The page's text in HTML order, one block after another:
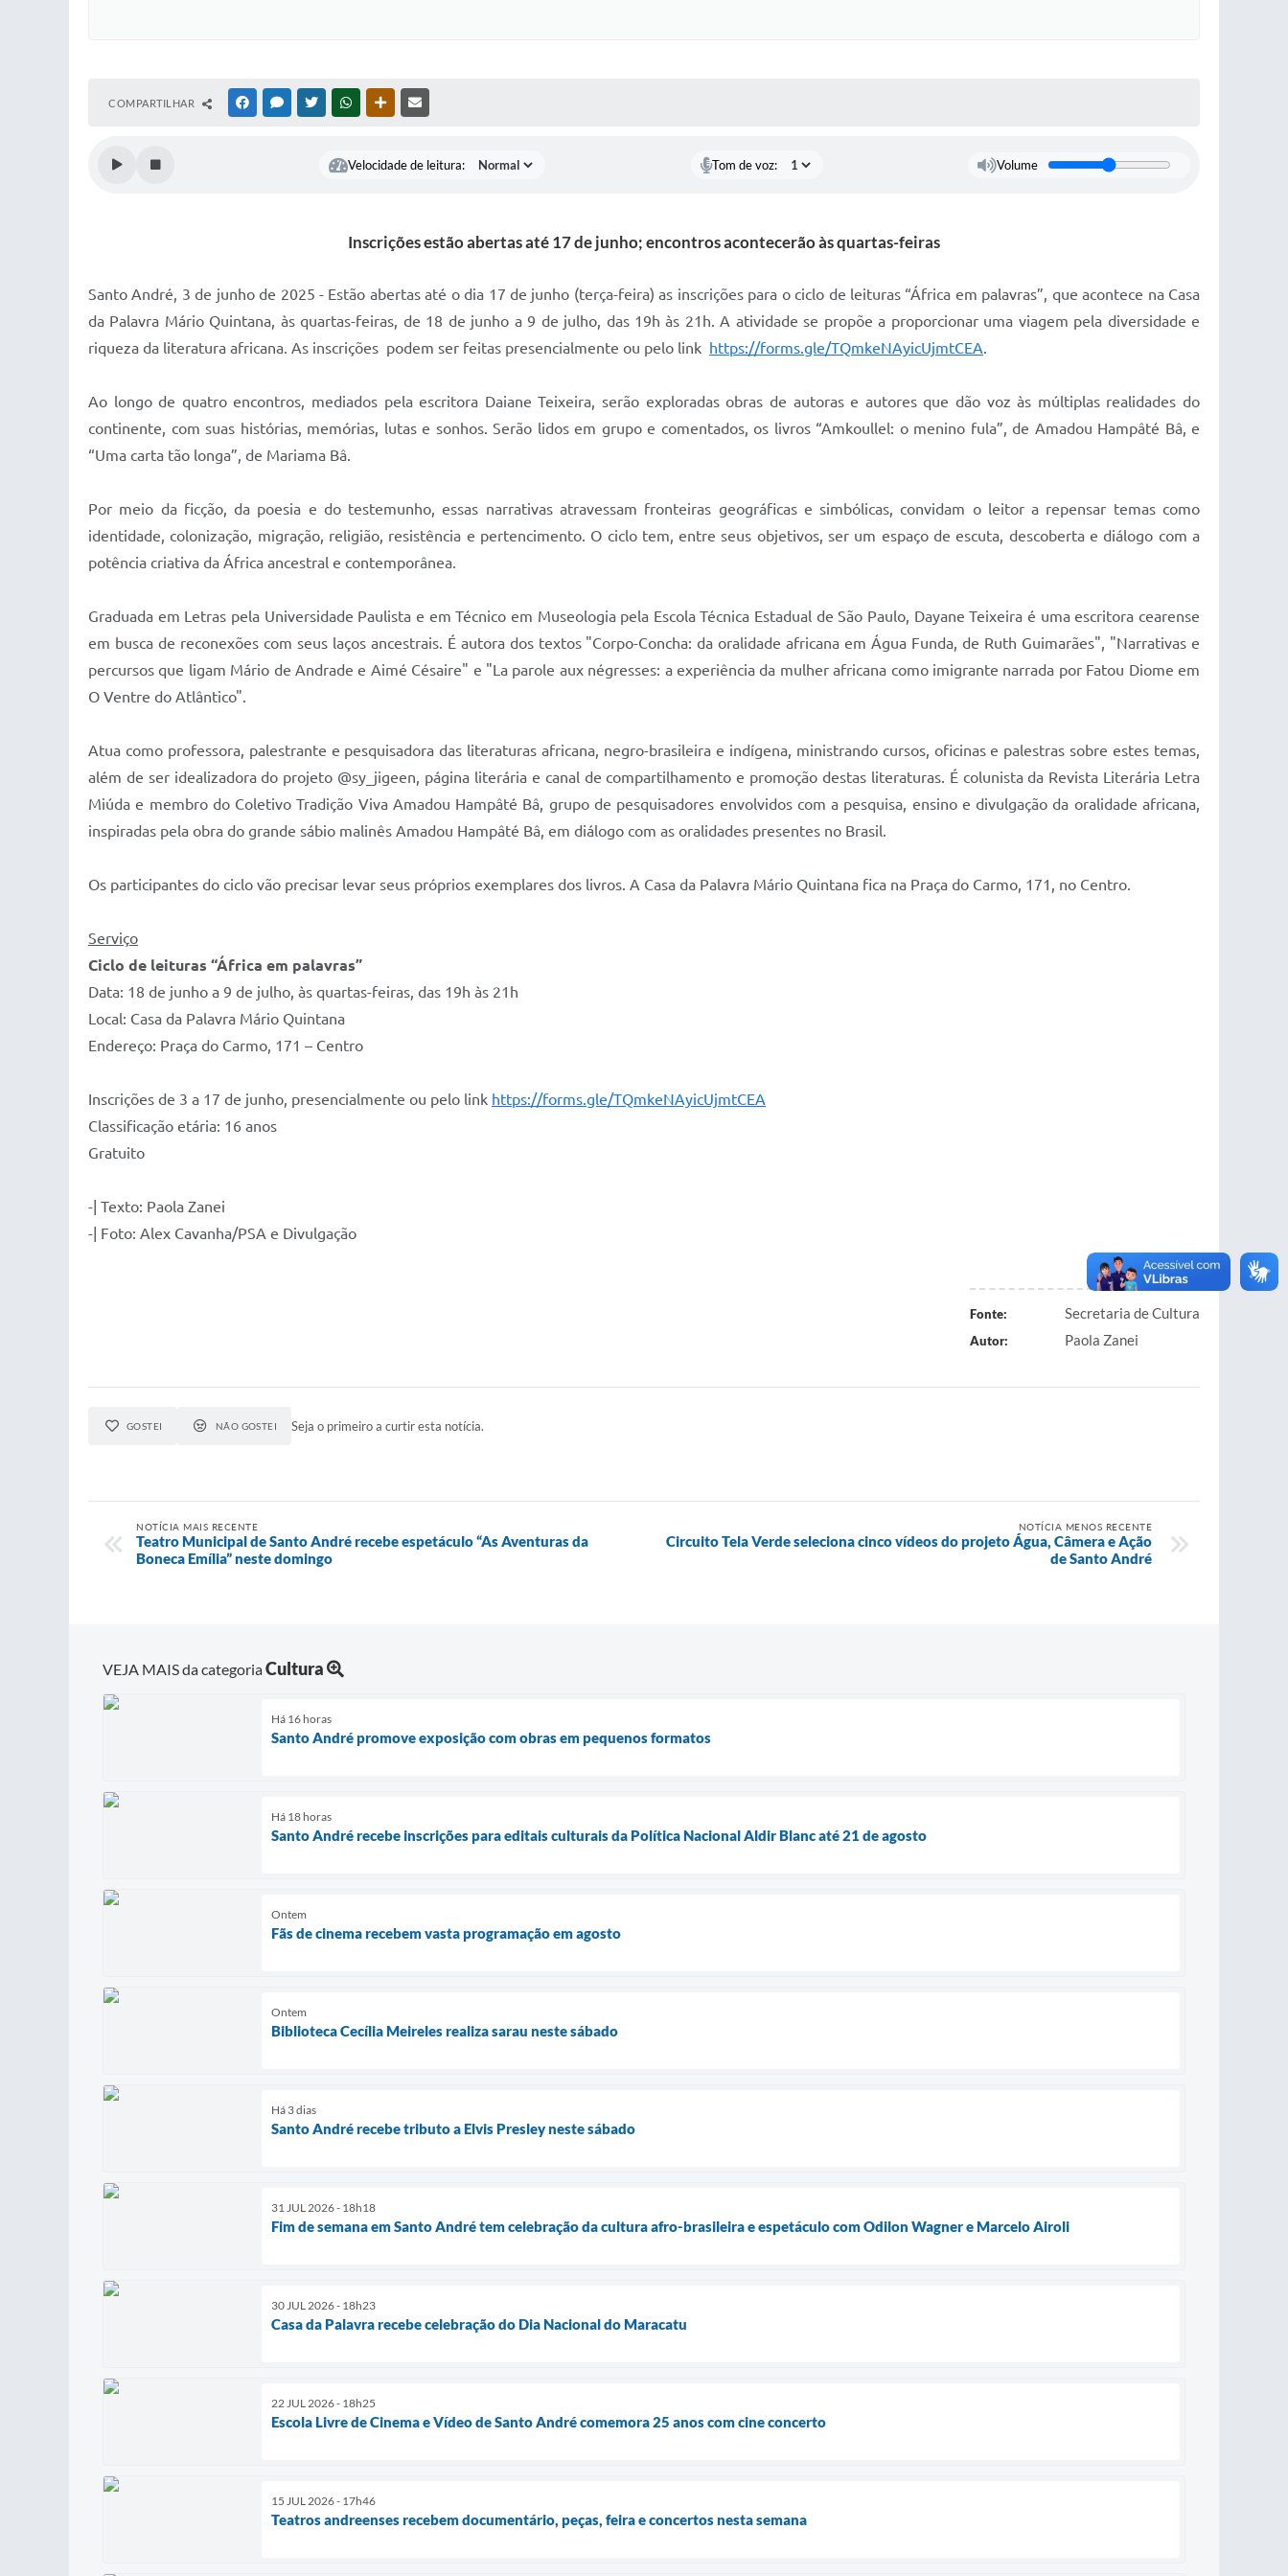
COMPARTILHAR FACEBOOKMESSENGER
TWITTERWHATSAPPOUTRAS MÍDIAS
Velocidade de leitura: Tom de voz: Volume
Inscrições estão abertas até 17 de junho; encontros acontecerão às quartas-feiras
Santo André, 3 de junho de 2025 - Estão abertas até o dia 17 de junho (terça-feira) as inscrições para o ciclo de leituras “África em palavras”, que acontece na Casa
da Palavra Mário Quintana, às quartas-feiras, de 18 de junho a 9 de julho, das 19h às 21h. A atividade se propõe a proporcionar uma viagem pela diversidade e
riqueza da literatura africana. As inscrições podem ser feitas presencialmente ou pelo link https://forms.gle/TQmkeNAyicUjmtCEA.
Ao longo de quatro encontros, mediados pela escritora Daiane Teixeira, serão exploradas obras de autoras e autores que dão voz às múltiplas realidades do
continente, com suas histórias, memórias, lutas e sonhos. Serão lidos em grupo e comentados, os livros “Amkoullel: o menino fula”, de Amadou Hampâté Bâ, e
“Uma carta tão longa”, de Mariama Bâ.
Por meio da ficção, da poesia e do testemunho, essas narrativas atravessam fronteiras geográficas e simbólicas, convidam o leitor a repensar temas como
identidade, colonização, migração, religião, resistência e pertencimento. O ciclo tem, entre seus objetivos, ser um espaço de escuta, descoberta e diálogo com a
potência criativa da África ancestral e contemporânea.
Graduada em Letras pela Universidade Paulista e em Técnico em Museologia pela Escola Técnica Estadual de São Paulo, Dayane Teixeira é uma escritora cearense
em busca de reconexões com seus laços ancestrais. É autora dos textos "Corpo-Concha: da oralidade africana em Água Funda, de Ruth Guimarães", "Narrativas e
percursos que ligam Mário de Andrade e Aimé Césaire" e "La parole aux négresses: a experiência da mulher africana como imigrante narrada por Fatou Diome em
O Ventre do Atlântico".
Atua como professora, palestrante e pesquisadora das literaturas africana, negro-brasileira e indígena, ministrando cursos, oficinas e palestras sobre estes temas,
além de ser idealizadora do projeto @sy_jigeen, página literária e canal de compartilhamento e promoção destas literaturas. É colunista da Revista Literária Letra
Miúda e membro do Coletivo Tradição Viva Amadou Hampâté Bâ, grupo de pesquisadores envolvidos com a pesquisa, ensino e divulgação da oralidade africana,
inspiradas pela obra do grande sábio malinês Amadou Hampâté Bâ, em diálogo com as oralidades presentes no Brasil.
Os participantes do ciclo vão precisar levar seus próprios exemplares dos livros. A Casa da Palavra Mário Quintana fica na Praça do Carmo, 171, no Centro.
Serviço
Ciclo de leituras “África em palavras”
Data: 18 de junho a 9 de julho, às quartas-feiras, das 19h às 21h
Local: Casa da Palavra Mário Quintana
Endereço: Praça do Carmo, 171 – Centro
Inscrições de 3 a 17 de junho, presencialmente ou pelo link https://forms.gle/TQmkeNAyicUjmtCEA
Classificação etária: 16 anos
Gratuito
-| Texto: Paola Zanei
-| Foto: Alex Cavanha/PSA e Divulgação
Fonte: Secretaria de Cultura
Autor: Paola Zanei
GOSTEI NÃO GOSTEI Seja o primeiro a curtir esta notícia.
NOTÍCIA MAIS RECENTE
Teatro Municipal de Santo André recebe espetáculo “As Aventuras da
Boneca Emília” neste domingo
NOTÍCIA MENOS RECENTE
Circuito Tela Verde seleciona cinco vídeos do projeto Água, Câmera e Ação
de Santo André
VEJA MAIS da categoriaCultura
Há 16 horas
Santo André promove exposição com obras em pequenos formatos
Há 18 horas
Santo André recebe inscrições para editais culturais da Política Nacional Aldir Blanc até 21 de agosto
Ontem
Fãs de cinema recebem vasta programação em agosto
Ontem
Biblioteca Cecília Meireles realiza sarau neste sábado
Há 3 dias
Santo André recebe tributo a Elvis Presley neste sábado
31 JUL 2026 - 18h18
Fim de semana em Santo André tem celebração da cultura afro-brasileira e espetáculo com Odilon Wagner e Marcelo Airoli
30 JUL 2026 - 18h23
Casa da Palavra recebe celebração do Dia Nacional do Maracatu
22 JUL 2026 - 18h25
Escola Livre de Cinema e Vídeo de Santo André comemora 25 anos com cine concerto
15 JUL 2026 - 17h46
Teatros andreenses recebem documentário, peças, feira e concertos nesta semana